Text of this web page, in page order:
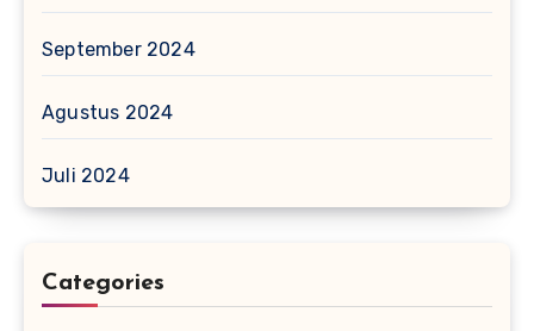
September 2024
Agustus 2024
Juli 2024
Categories